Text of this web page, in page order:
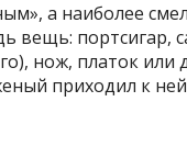
а наиболее
вещь: портсигар,
нож, платок или
приходил к